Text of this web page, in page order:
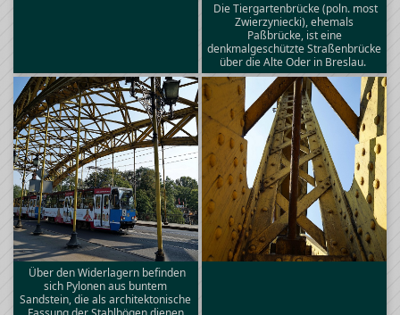
Die Tiergartenbrücke (poln. most
Zwierzyniecki), ehemals
Paßbrücke, ist eine
denkmalgeschützte Straßenbrücke
über die Alte Oder in Breslau.
Über den Widerlagern befinden
sich Pylonen aus buntem
Sandstein, die als architektonische